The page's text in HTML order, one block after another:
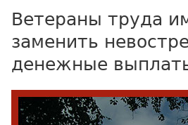
Ветераны труда
заменить
денежные